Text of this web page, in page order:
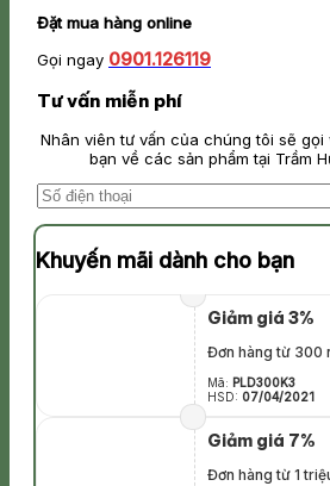
Đặt mua hàng online
Gọi ngay 0901.126119
Tư vấn miễn phí
Nhân viên tư vấn của chúng tôi sẽ gọi
bạn về các sản phẩm tại Trầm
Khuyến mãi dành cho bạn
Giảm giá 3%
Đơn hàng từ 300
Mã: PLD300K3
HSD: 07/04/2021
Giảm giá 7%
Đơn hàng từ 1